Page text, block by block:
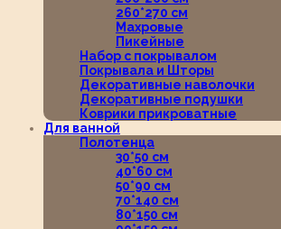
260*270 см
Махровые
Пикейные
Набор с покрывалом
Покрывала и Шторы
Декоративные наволочки
Декоративные подушки
Коврики прикроватные
Для ванной
Полотенца
30*50 см
40*60 см
50*90 см
70*140 см
80*150 см